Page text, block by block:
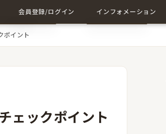
事一覧
会員登録/ログイン
会員登録
インフォメーション
ポイント
ェックポイント